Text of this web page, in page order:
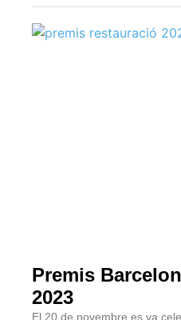
Premis
2023
El 20 de novembre es va